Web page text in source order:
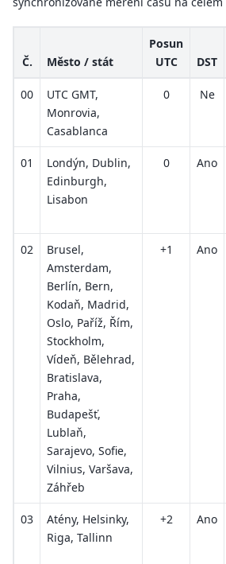
Č. Město / stát
Posun
UTC
DST
00
UTC GMT,
Monrovia,
Casablanca
0 Ne
01
Londýn, Dublin,
Edinburgh,
Lisabon
0 Ano
02
Brusel,
Amsterdam,
Berlín, Bern,
Kodaň, Madrid,
Oslo, Paříž, Řím,
Stockholm,
Vídeň, Bělehrad,
Bratislava,
Praha,
Budapešť,
Lublaň,
Sarajevo, Sofie,
Vilnius, Varšava,
Záhřeb
+1 Ano
03
Atény, Helsinky,
Riga, Tallinn
+2 Ano